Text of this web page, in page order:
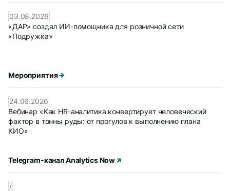
03.08.2026
«ДАР» создал ИИ-помощника для розничной сети
«Подружка»
Мероприятия
24.06.2026
Вебинар «Как HR-аналитика конвертирует человеческий
фактор в тонны руды: от прогулов к выполнению плана
КИО»
Telegram-канал Analytics Now
/